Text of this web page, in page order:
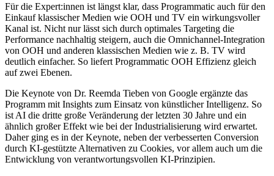
Für die Expert:innen ist längst klar, dass Programmatic auch für den
Einkauf klassischer Medien wie OOH und TV ein wirkungsvoller
Kanal ist. Nicht nur lässt sich durch optimales Targeting die
Performance nachhaltig steigern, auch die Omnichannel-Integration
von OOH und anderen klassischen Medien wie z. B. TV wird
deutlich einfacher. So liefert Programmatic OOH Effizienz gleich
auf zwei Ebenen.
Die Keynote von Dr. Reemda Tieben von Google ergänzte das
Programm mit Insights zum Einsatz von künstlicher Intelligenz. So
ist AI die dritte große Veränderung der letzten 30 Jahre und ein
ähnlich großer Effekt wie bei der Industrialisierung wird erwartet.
Daher ging es in der Keynote, neben der verbesserten Conversion
durch KI-gestützte Alternativen zu Cookies, vor allem auch um die
Entwicklung von verantwortungsvollen KI-Prinzipien.